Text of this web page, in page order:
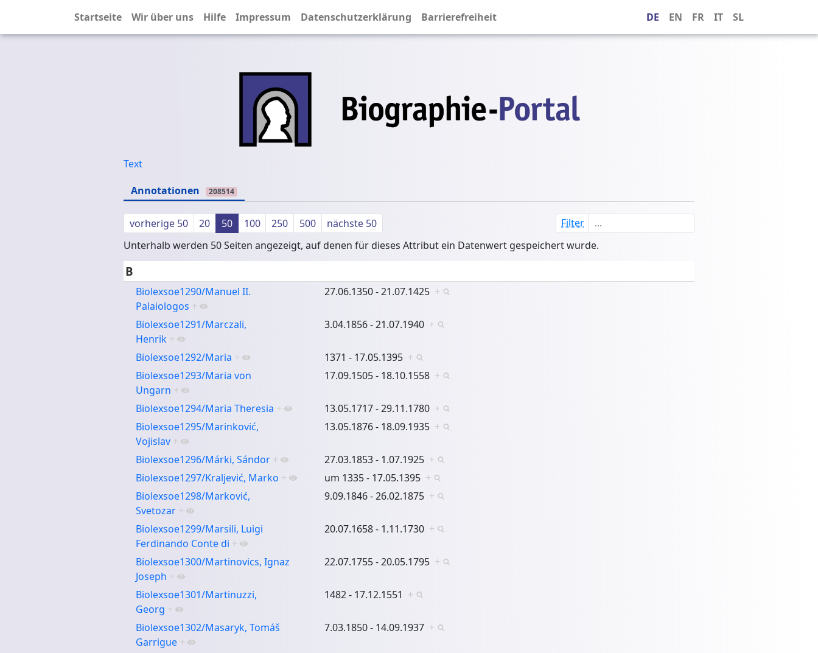
Startseite Wir über uns Hilfe Impressum Datenschutzerklärung Barrierefreiheit DE EN FR IT SL
Text
Annotationen
208514
vorherige 50 20 50 100 250 500 nächste 50
Filter
Unterhalb werden 50 Seiten angezeigt, auf denen für dieses Attribut ein Datenwert gespeichert wurde.
B
Biolexsoe1290/Manuel II.
Palaiologos +
27.06.1350 - 21.07.1425 +
Biolexsoe1291/Marczali,
Henrik +
3.04.1856 - 21.07.1940 +
Biolexsoe1292/Maria + 1371 - 17.05.1395 +
Biolexsoe1293/Maria von
Ungarn +
17.09.1505 - 18.10.1558 +
Biolexsoe1294/Maria Theresia + 13.05.1717 - 29.11.1780 +
Biolexsoe1295/Marinković,
Vojislav +
13.05.1876 - 18.09.1935 +
Biolexsoe1296/Márki, Sándor + 27.03.1853 - 1.07.1925 +
Biolexsoe1297/Kraljević, Marko + um 1335 - 17.05.1395 +
Biolexsoe1298/Marković,
Svetozar +
9.09.1846 - 26.02.1875 +
Biolexsoe1299/Marsili, Luigi
Ferdinando Conte di +
20.07.1658 - 1.11.1730 +
Biolexsoe1300/Martinovics, Ignaz
Joseph +
22.07.1755 - 20.05.1795 +
Biolexsoe1301/Martinuzzi,
Georg +
1482 - 17.12.1551 +
Biolexsoe1302/Masaryk, Tomáš
Garrigue +
7.03.1850 - 14.09.1937 +